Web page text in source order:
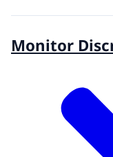
Monitor